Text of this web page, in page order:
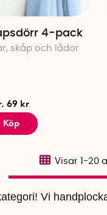
4-pack
skåp och lådor
69 kr
Köp
Vi
Visar 1-20